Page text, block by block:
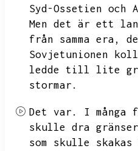
Syd-Ossetien och
Men det är ett
från samma era,
Sovjetunionen
ledde till lite
stormar.
Det var.
I många
skulle dra
som skulle